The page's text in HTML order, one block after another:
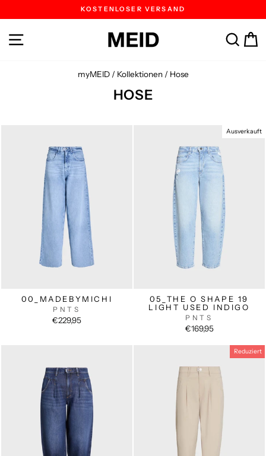
Pause
Diashow
KOSTENLOSER VERSAND
SEITENNAVIGATION
myMEID / Kollektionen / Hose
HOSE
00_MADEBYMICHI
PNTS
€229,95
Ausverkauft
05_THE O SHAPE 19
LIGHT USED INDIGO
PNTS
€169,95
Reduziert